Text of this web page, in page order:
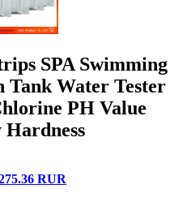
SPA Swimming
Tank Water Tester
PH Value
RUR